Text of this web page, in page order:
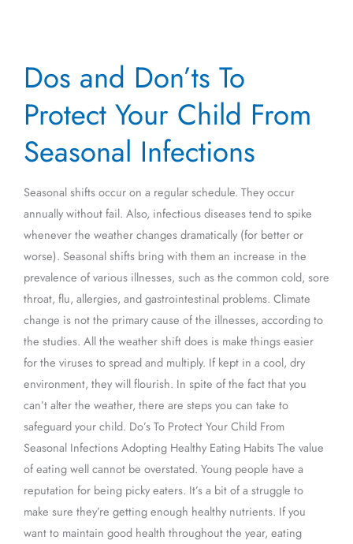
Dos and Don’ts To
Protect Your Child From
Seasonal Infections
Seasonal shifts occur on a regular schedule. They occur
annually without fail. Also, infectious diseases tend to spike
whenever the weather changes dramatically (for better or
worse). Seasonal shifts bring with them an increase in the
prevalence of various illnesses, such as the common cold, sore
throat, flu, allergies, and gastrointestinal problems. Climate
change is not the primary cause of the illnesses, according to
the studies. All the weather shift does is make things easier
for the viruses to spread and multiply. If kept in a cool, dry
environment, they will flourish. In spite of the fact that you
can’t alter the weather, there are steps you can take to
safeguard your child. Do’s To Protect Your Child From
Seasonal Infections Adopting Healthy Eating Habits The value
of eating well cannot be overstated. Young people have a
reputation for being picky eaters. It’s a bit of a struggle to
make sure they’re getting enough healthy nutrients. If you
want to maintain good health throughout the year, eating
and
Don’ts
To
Your
From
Seasonal
Infections